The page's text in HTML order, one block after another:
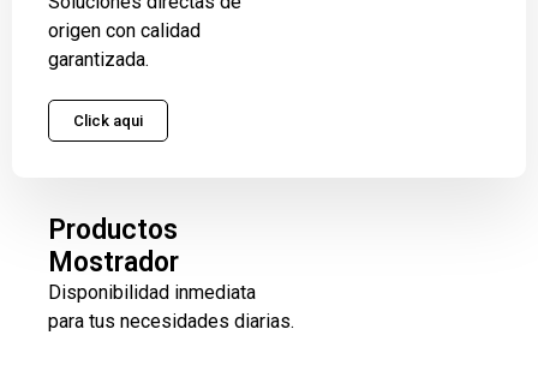
origen con calidad
garantizada.
Click aqui
Productos
Mostrador
Disponibilidad inmediata
para tus necesidades diarias.